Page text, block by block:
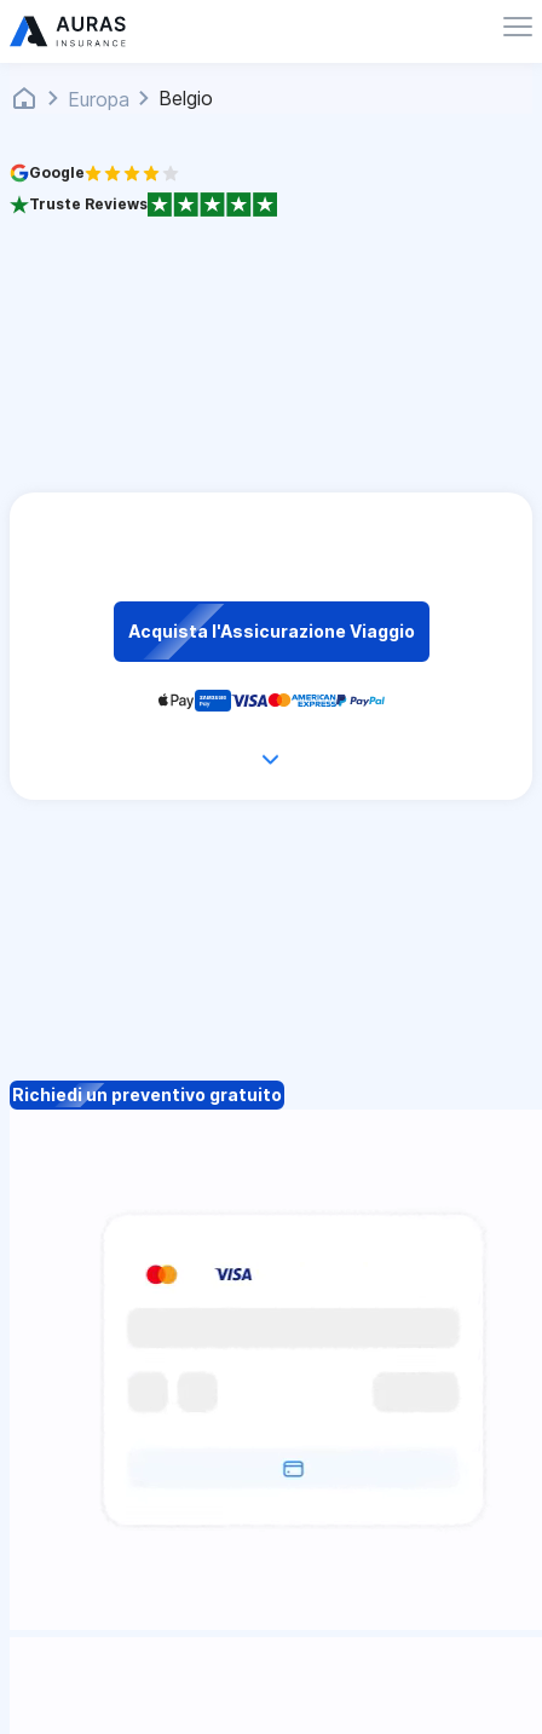
Europa Belgio
Google
Truste Reviews
Acquista l'Assicurazione Viaggio
Richiedi un preventivo gratuito